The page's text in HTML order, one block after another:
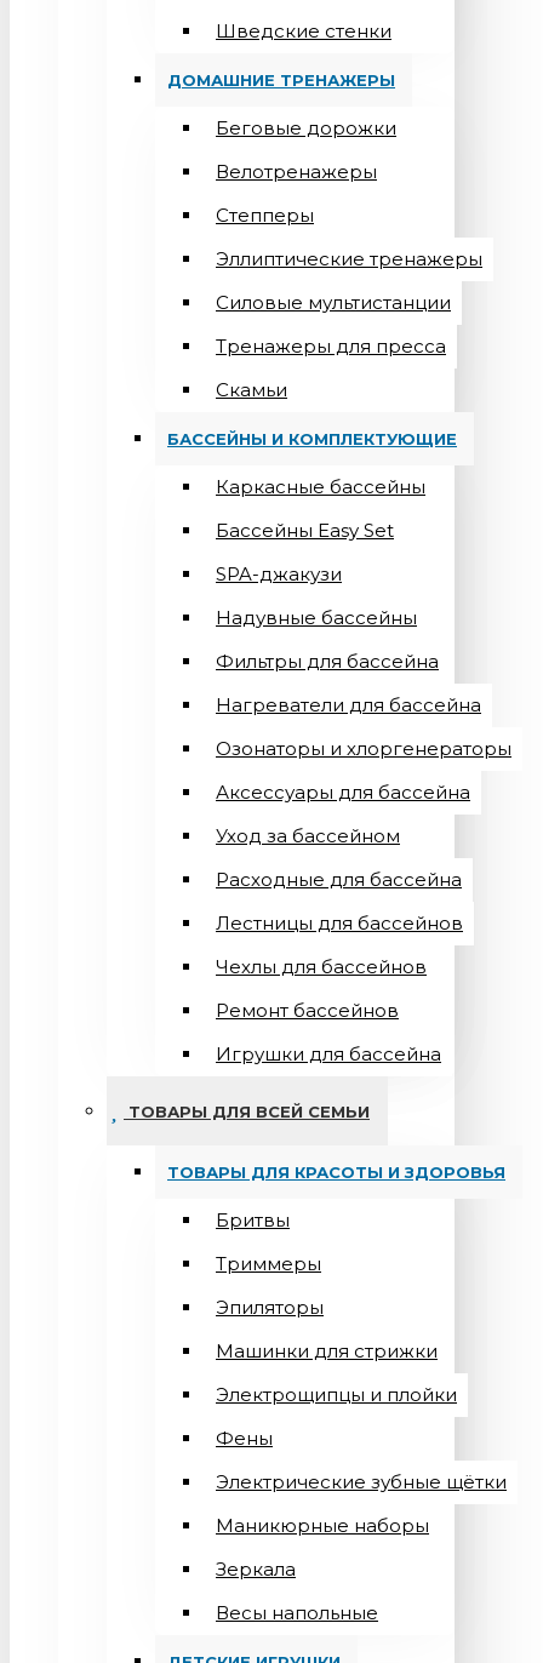
Шведские стенки
ДОМАШНИЕ ТРЕНАЖЕРЫ
Беговые дорожки
Велотренажеры
Степперы
Эллиптические тренажеры
Силовые мультистанции
Тренажеры для пресса
Скамьи
БАССЕЙНЫ И КОМПЛЕКТУЮЩИЕ
Каркасные бассейны
Бассейны Easy Set
SPA-джакузи
Надувные бассейны
Фильтры для бассейна
Нагреватели для бассейна
Озонаторы и хлоргенераторы
Аксессуары для бассейна
Уход за бассейном
Расходные для бассейна
Лестницы для бассейнов
Чехлы для бассейнов
Ремонт бассейнов
Игрушки для бассейна
ТОВАРЫ ДЛЯ ВСЕЙ СЕМЬИ
ТОВАРЫ ДЛЯ КРАСОТЫ И ЗДОРОВЬЯ
Бритвы
Триммеры
Эпиляторы
Машинки для стрижки
Электрощипцы и плойки
Фены
Электрические зубные щётки
Маникюрные наборы
Зеркала
Весы напольные